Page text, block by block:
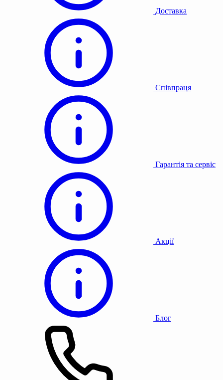
Доставка
Співпраця
Гарантія та сервіс
Акції
Блог